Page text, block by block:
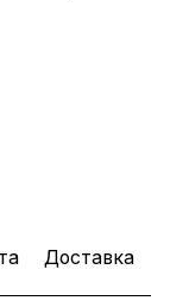
Доставка